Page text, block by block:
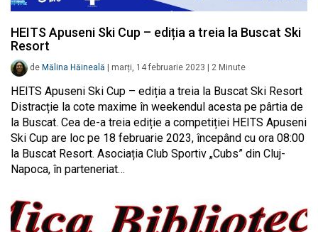
HEITS Apuseni Ski Cup – ediția a treia la Buscat Ski
Resort
de Mălina Hăineală marți, 14 februarie 2023 2 Minute
HEITS Apuseni Ski Cup – ediția a treia la Buscat Ski Resort
Distracție la cote maxime în weekendul acesta pe pârtia de
la Buscat. Cea de-a treia ediție a competiției HEITS Apuseni
Ski Cup are loc pe 18 februarie 2023, începând cu ora 08:00
la Buscat Resort. Asociația Club Sportiv „Cubs” din Cluj-
Napoca, în parteneriat…